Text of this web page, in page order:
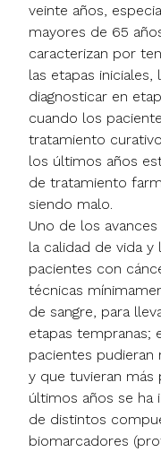
veinte años,
mayores de 65
caracterizan por
las etapas
diagnosticar en
cuando los
tratamiento
los últimos años
de tratamiento
siendo malo.
Uno de los
la calidad de vida y
pacientes con
técnicas
de sangre, para
etapas tempranas;
pacientes
y que tuvieran más
últimos años se ha
de distintos
biomarcadores